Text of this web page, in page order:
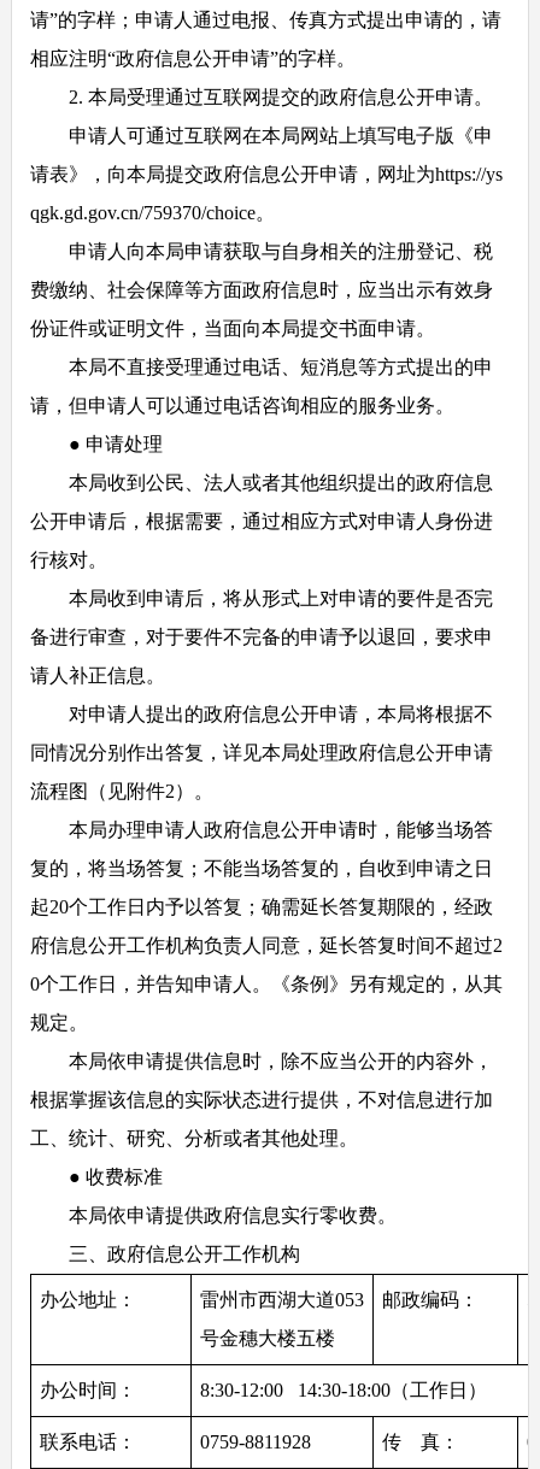
请”的字样；申请人通过电报、传真方式提出申请的，请
相应注明“政府信息公开申请”的字样。
2. 本局受理通过互联网提交的政府信息公开申请。
申请人可通过互联网在本局网站上填写电子版《申
请表》，向本局提交政府信息公开申请，网址为https://ys
qgk.gd.gov.cn/759370/choice。
申请人向本局申请获取与自身相关的注册登记、税
费缴纳、社会保障等方面政府信息时，应当出示有效身
份证件或证明文件，当面向本局提交书面申请。
本局不直接受理通过电话、短消息等方式提出的申
请，但申请人可以通过电话咨询相应的服务业务。
● 申请处理
本局收到公民、法人或者其他组织提出的政府信息
公开申请后，根据需要，通过相应方式对申请人身份进
行核对。
本局收到申请后，将从形式上对申请的要件是否完
备进行审查，对于要件不完备的申请予以退回，要求申
请人补正信息。
对申请人提出的政府信息公开申请，本局将根据不
同情况分别作出答复，详见本局处理政府信息公开申请
流程图（见附件2）。
本局办理申请人政府信息公开申请时，能够当场答
复的，将当场答复；不能当场答复的，自收到申请之日
起20个工作日内予以答复；确需延长答复期限的，经政
府信息公开工作机构负责人同意，延长答复时间不超过2
0个工作日，并告知申请人。《条例》另有规定的，从其
规定。
本局依申请提供信息时，除不应当公开的内容外，
根据掌握该信息的实际状态进行提供，不对信息进行加
工、统计、研究、分析或者其他处理。
● 收费标准
本局依申请提供政府信息实行零收费。
三、政府信息公开工作机构
办公地址：
雷州市西湖大道053
号金穗大楼五楼
邮政编码：
办公时间： 8:30-12:00   14:30-18:00（工作日）
联系电话： 0759-8811928 传    真：